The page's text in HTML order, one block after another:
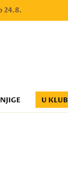
24.8.
U